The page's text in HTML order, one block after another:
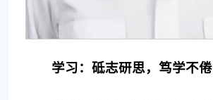
学习：砥志研思，笃学不倦